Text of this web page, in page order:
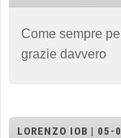
Come sempre
grazie davvero
LORENZO IOB |